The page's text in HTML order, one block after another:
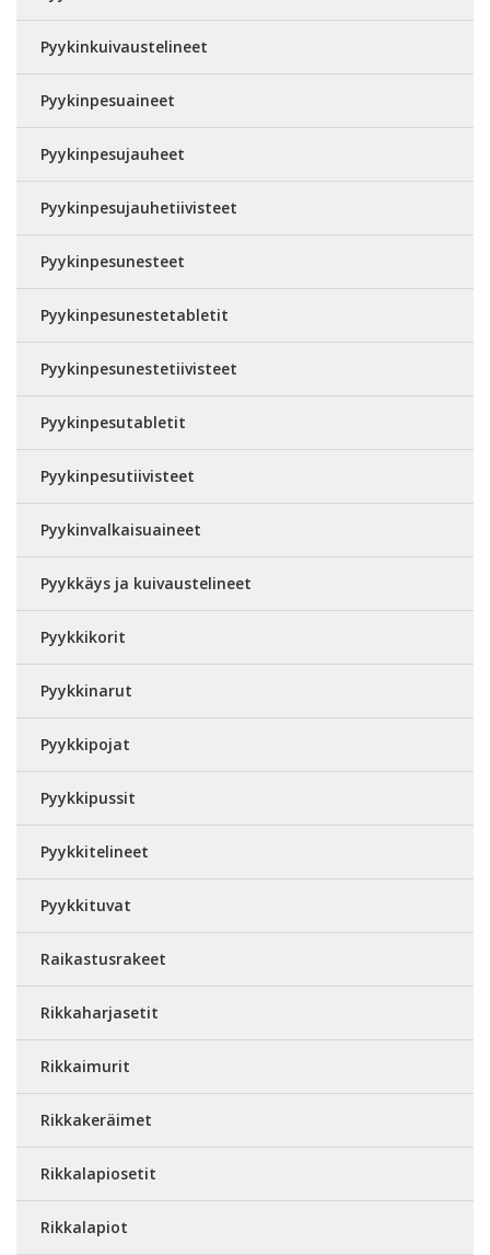
Pyykinkuivaustelineet
Pyykinpesuaineet
Pyykinpesujauheet
Pyykinpesujauhetiivisteet
Pyykinpesunesteet
Pyykinpesunestetabletit
Pyykinpesunestetiivisteet
Pyykinpesutabletit
Pyykinpesutiivisteet
Pyykinvalkaisuaineet
Pyykkäys ja kuivaustelineet
Pyykkikorit
Pyykkinarut
Pyykkipojat
Pyykkipussit
Pyykkitelineet
Pyykkituvat
Raikastusrakeet
Rikkaharjasetit
Rikkaimurit
Rikkakeräimet
Rikkalapiosetit
Rikkalapiot